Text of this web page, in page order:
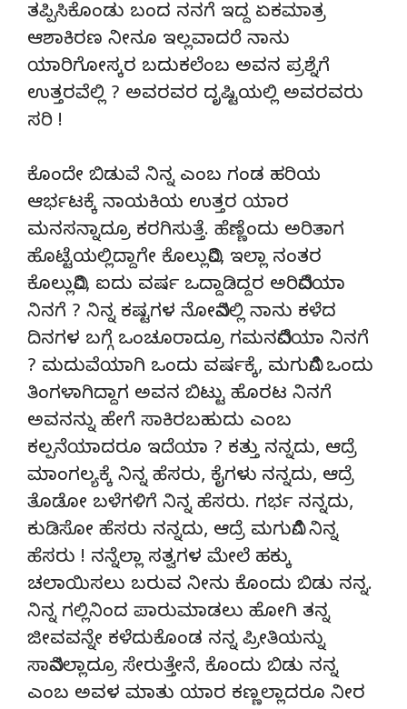
ತಪ್ಪಿಸಿಕೊಂಡು ಬಂದ ನನಗೆ ಇದ್ದ ಏಕಮಾತ್ರ
ಆಶಾಕಿರಣ ನೀನೂ ಇಲ್ಲವಾದರೆ ನಾನು
ಯಾರಿಗೋಸ್ಕರ ಬದುಕಲೆಂಬ ಅವನ ಪ್ರಶ್ನೆಗೆ
ಉತ್ತರವೆಲ್ಲಿ ? ಅವರವರ ದೃಷ್ಟಿಯಲ್ಲಿ ಅವರವರು
ಸರಿ !
ಕೊಂದೇ ಬಿಡುವೆ ನಿನ್ನ ಎಂಬ ಗಂಡ ಹರಿಯ
ಆರ್ಭಟಕ್ಕೆ ನಾಯಕಿಯ ಉತ್ತರ ಯಾರ
ಮನಸನ್ನಾದ್ರೂ ಕರಗಿಸುತ್ತೆ. ಹೆಣ್ಣೆಂದು ಅರಿತಾಗ
ಹೊಟ್ಟೆಯಲ್ಲಿದ್ದಾಗೇ ಕೊಲ್ಲುವಿರಿ, ಇಲ್ಲಾ ನಂತರ
ಕೊಲ್ಲುವಿರಿ, ಐದು ವರ್ಷ ಒದ್ದಾಡಿದ್ದರ ಅರಿವಿದೆಯಾ
ನಿನಗೆ ? ನಿನ್ನ ಕಷ್ಟಗಳ ನೋವಿನಲ್ಲಿ ನಾನು ಕಳೆದ
ದಿನಗಳ ಬಗ್ಗೆ ಒಂಚೂರಾದ್ರೂ ಗಮನವಿದೆಯಾ ನಿನಗೆ
? ಮದುವೆಯಾಗಿ ಒಂದು ವರ್ಷಕ್ಕೆ, ಮಗುವಿಗೆ ಒಂದು
ತಿಂಗಳಾಗಿದ್ದಾಗ ಅವನ ಬಿಟ್ಟು ಹೊರಟ ನಿನಗೆ
ಅವನನ್ನು ಹೇಗೆ ಸಾಕಿರಬಹುದು ಎಂಬ
ಕಲ್ಪನೆಯಾದರೂ ಇದೆಯಾ ? ಕತ್ತು ನನ್ನದು, ಆದ್ರೆ
ಮಾಂಗಲ್ಯಕ್ಕೆ ನಿನ್ನ ಹೆಸರು, ಕೈಗಳು ನನ್ನದು, ಆದ್ರೆ
ತೊಡೋ ಬಳೆಗಳಿಗೆ ನಿನ್ನ ಹೆಸರು. ಗರ್ಭ ನನ್ನದು,
ಕುಡಿಸೋ ಹೆಸರು ನನ್ನದು, ಆದ್ರೆ ಮಗುವಿಗೆ ನಿನ್ನ
ಹೆಸರು ! ನನ್ನೆಲ್ಲಾ ಸತ್ವಗಳ ಮೇಲೆ ಹಕ್ಕು
ಚಲಾಯಿಸಲು ಬರುವ ನೀನು ಕೊಂದು ಬಿಡು ನನ್ನ.
ನಿನ್ನ ಗಲ್ಲಿನಿಂದ ಪಾರುಮಾಡಲು ಹೋಗಿ ತನ್ನ
ಜೀವವನ್ನೇ ಕಳೆದುಕೊಂಡ ನನ್ನ ಪ್ರೀತಿಯನ್ನು
ಸಾವಿನಲ್ಲಾದ್ರೂ ಸೇರುತ್ತೇನೆ, ಕೊಂದು ಬಿಡು ನನ್ನ
ಎಂಬ ಅವಳ ಮಾತು ಯಾರ ಕಣ್ಣಲ್ಲಾದರೂ ನೀರ